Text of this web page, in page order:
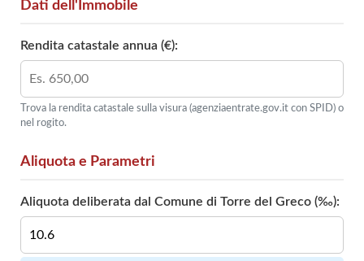
Dati dell'Immobile
Rendita catastale annua (€):
Trova la rendita catastale sulla visura (agenziaentrate.gov.it con SPID) o
nel rogito.
Aliquota e Parametri
Aliquota deliberata dal Comune di Torre del Greco (‰):